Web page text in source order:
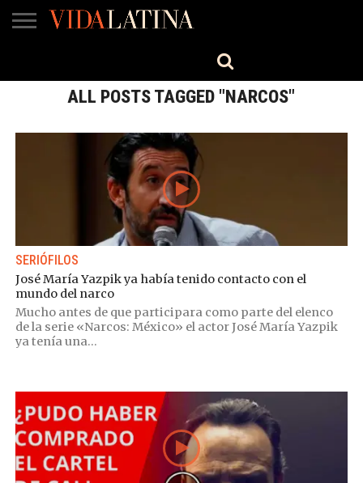
TV
ALL POSTS TAGGED "NARCOS"
SERIÓFILOS
José María Yazpik ya había tenido contacto con el
mundo del narco
Mucho antes de que participara como parte del elenco
de la serie «Narcos: México» el actor José María Yazpik
ya tenía una...